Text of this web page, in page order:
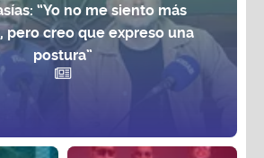
“Yo no me siento más
pero creo que expreso una
postura”